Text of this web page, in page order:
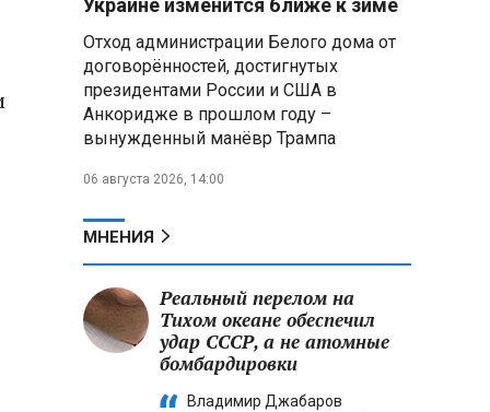
Белорусские ракетчики
отработали перехват воздушных
целей с применением реальных
летательных аппаратов
Президент Алжира готовится
300 жителей Курской области,
попавших в плен после
вторжения боевиков, остается
неизвестной
Украине изменится ближе к зиме
Отход администрации Белого дома от
договорённостей, достигнутых
президентами России и США в
Анкоридже в прошлом году –
вынужденный манёвр Трампа
06 августа 2026, 14:00
МНЕНИЯ
Реальный перелом на
Тихом океане обеспечил
удар СССР, а не атомные
бомбардировки
Владимир Джабаров